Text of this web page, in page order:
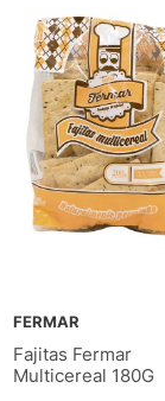
FERMAR
Fajitas Fermar
Multicereal 180G